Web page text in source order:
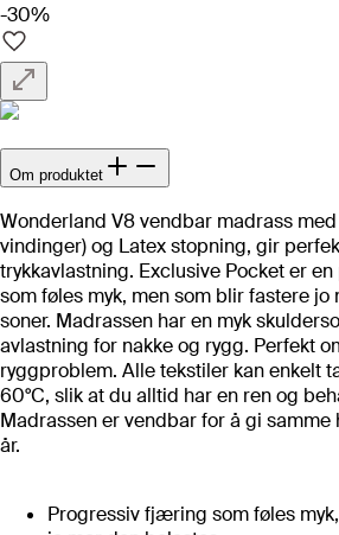
-30%
Om produktet
Wonderland V8 vendbar madrass
vindinger) og Latex stopning, gir
trykkavlastning. Exclusive Pocket er
som føles myk, men som blir fastere jo
soner. Madrassen har en myk
avlastning for nakke og rygg. Perfekt
ryggproblem. Alle tekstiler kan enkelt
60°C, slik at du alltid har en ren og
Madrassen er vendbar for å gi samme
år.
Progressiv fjæring som føles